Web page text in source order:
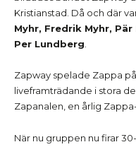
Kristianstad. Då och där
Myhr, Fredrik Myhr,
Per Lundberg
Zapway spelade Zappa
liveframträdande i stora
Zapanalen, en årlig
När nu gruppen nu firar